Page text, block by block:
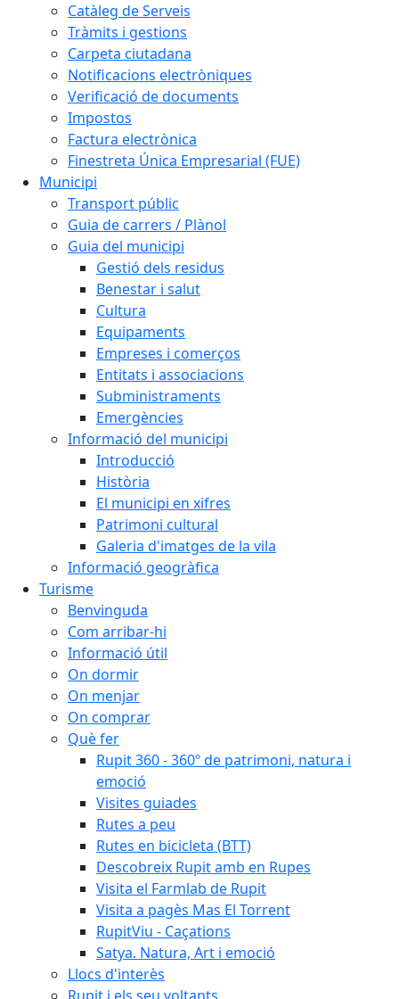
Catàleg de Serveis
Tràmits i gestions
Carpeta ciutadana
Notificacions electròniques
Verificació de documents
Impostos
Factura electrònica
Finestreta Única Empresarial (FUE)
Municipi
Transport públic
Guia de carrers / Plànol
Guia del municipi
Gestió dels residus
Benestar i salut
Cultura
Equipaments
Empreses i comerços
Entitats i associacions
Subministraments
Emergències
Informació del municipi
Introducció
Història
El municipi en xifres
Patrimoni cultural
Galeria d'imatges de la vila
Informació geogràfica
Turisme
Benvinguda
Com arribar-hi
Informació útil
On dormir
On menjar
On comprar
Què fer
Rupit 360 - 360º de patrimoni, natura i
emoció
Visites guiades
Rutes a peu
Rutes en bicicleta (BTT)
Descobreix Rupit amb en Rupes
Visita el Farmlab de Rupit
Visita a pagès Mas El Torrent
RupitViu - Caçations
Satya. Natura, Art i emoció
Llocs d'interès